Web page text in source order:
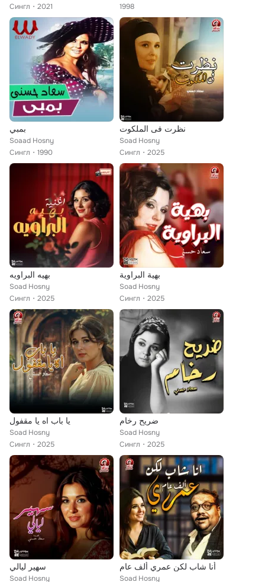
Сингл
2021
1998
بمبي
Soaad Hosny
Сингл
1990
نظرت فى الملكوت
Soad Hosny
Сингл
2025
بهيه البراويه
Soad Hosny
Сингл
2025
بهية البراوية
Soad Hosny
Сингл
2025
يا باب اه يا مقفول
Soad Hosny
Сингл
2025
ضريح رخام
Soad Hosny
Сингл
2025
سهير ليالي
Soad Hosny
أنا شاب لكن عمري ألف عام
Soad Hosny